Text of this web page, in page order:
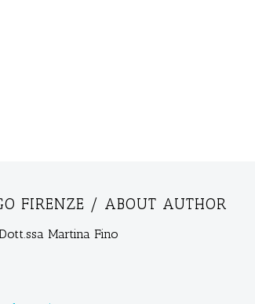
FIRENZE / ABOUT AUTHOR
Martina Fino